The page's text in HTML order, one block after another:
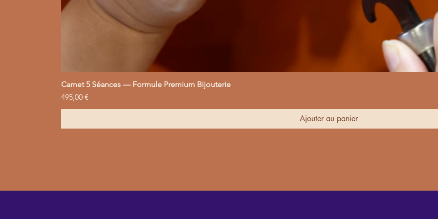
Carnet 5 Séances — Formule Premium Bijouterie
Prix
495,00 €
Ajouter au panier